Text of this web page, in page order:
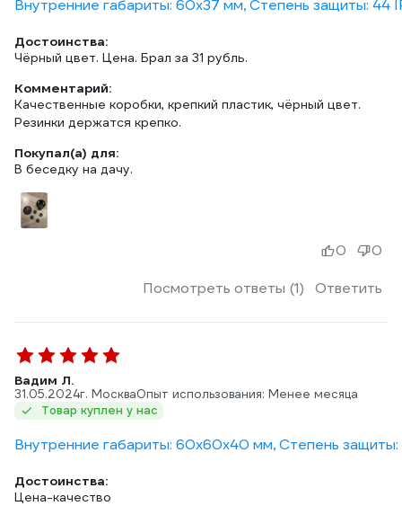
Внутренние габариты: 60х37 мм, Степень защиты: 44
Достоинства:
Чёрный цвет. Цена. Брал за 31 рубль.
Комментарий:
Качественные коробки, крепкий пластик, чёрный цвет.
Резинки держатся крепко.
Покупал(а) для:
В беседку на дачу.
Посмотреть ответы (1) Ответить
0 0
Вадим Л.
31.05.2024г. МоскваОпыт использования: Менее месяца
Товар куплен у нас
Внутренние габариты: 60х60х40 мм, Степень
Достоинства:
Цена-качество